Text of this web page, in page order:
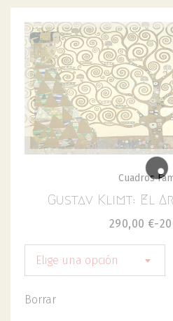
Cuadros
Gustav Klimt: El
-
290,00 €
Elige una opción
Borrar